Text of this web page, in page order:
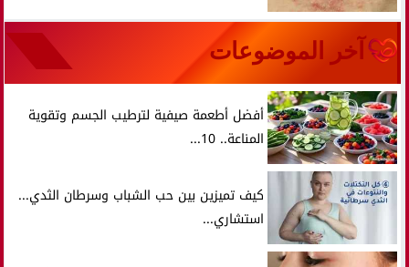
آخر الموضوعات
أفضل أطعمة صيفية لترطيب الجسم وتقوية
المناعة.. 10...
كيف تميزين بين حب الشباب وسرطان الثدي...
استشاري...